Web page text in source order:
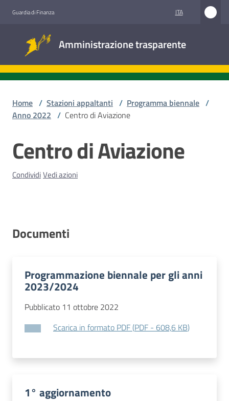
Guardia di Finanza ITA
Amministrazione trasparente
trasparente
civico
Stazioni
Home / Stazioni appaltanti / Programma biennale /
Anno 2022 / Centro di Aviazione
Salta al contenuto
Centro di Aviazione
CondividiVedi azioni
Documenti
Programmazione biennale per gli anni
2023/2024
Pubblicato 11 ottobre 2022
Scarica in formato PDF (PDF - 608,6 KB)
1° aggiornamento